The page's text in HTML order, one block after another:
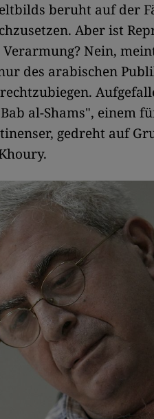
beruht auf der
Aber ist
Nein,
des arabischen
al-Shams", einem
gedreht auf